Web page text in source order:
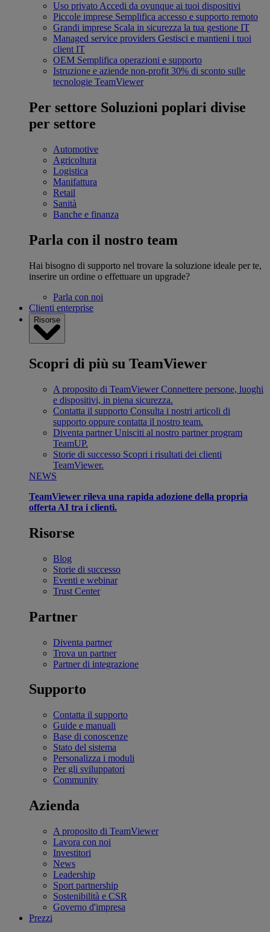
Uso privato Accedi da ovunque ai tuoi dispositivi
Piccole imprese Semplifica accesso e supporto remoto
Grandi imprese Scala in sicurezza la tua gestione IT
Managed service providers Gestisci e mantieni i tuoi
client IT
OEM Semplifica operazioni e supporto
Istruzione e aziende non-profit 30% di sconto sulle
tecnologie TeamViewer
Per settore Soluzioni poplari divise
per settore
Automotive
Agricoltura
Logistica
Manifattura
Retail
Sanità
Banche e finanza
Parla con il nostro team
Hai bisogno di supporto nel trovare la soluzione ideale per te,
inserire un ordine o effettuare un upgrade?
Parla con noi
Clienti enterprise
Risorse
Scopri di più su TeamViewer
A proposito di TeamViewer Connettere persone, luoghi
e dispositivi, in piena sicurezza.
Contatta il supporto Consulta i nostri articoli di
supporto oppure contatta il nostro team.
Diventa partner Unisciti al nostro partner program
TeamUP.
Storie di successo Scopri i risultati dei clienti
TeamViewer.
NEWS
TeamViewer rileva una rapida adozione della propria
offerta AI tra i clienti.
Risorse
Blog
Storie di successo
Eventi e webinar
Trust Center
Partner
Diventa partner
Trova un partner
Partner di integrazione
Supporto
Contatta il supporto
Guide e manuali
Base di conoscenze
Stato del sistema
Personalizza i moduli
Per gli sviluppatori
Community
Azienda
A proposito di TeamViewer
Lavora con noi
Investitori
News
Leadership
Sport partnership
Sostenibilità e CSR
Governo d'impresa
Prezzi